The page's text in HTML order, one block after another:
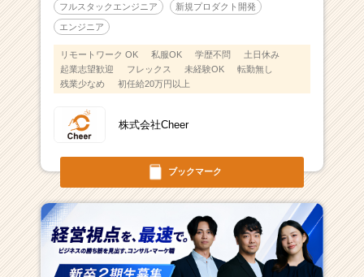
ブックマーク
フルスタックエンジニア 新規プロダクト開発
エンジニア
リモートワーク OK 私服OK 学歴不問
土日休み
起業志望歓迎
フレックス 未経験OK
転勤無し
残業少なめ
初任給20万円以上
株式会社Cheer